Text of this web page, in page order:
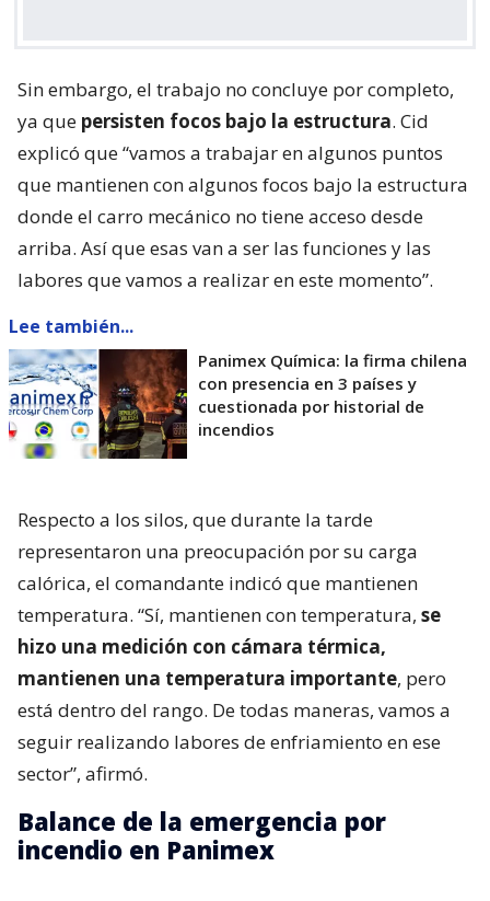
Sin embargo, el trabajo no concluye por completo,
ya que persisten focos bajo la estructura. Cid
explicó que “vamos a trabajar en algunos puntos
que mantienen con algunos focos bajo la estructura
donde el carro mecánico no tiene acceso desde
arriba. Así que esas van a ser las funciones y las
labores que vamos a realizar en este momento”.
Lee también...
Panimex Química: la firma chilena
con presencia en 3 países y
cuestionada por historial de
incendios
Respecto a los silos, que durante la tarde
representaron una preocupación por su carga
calórica, el comandante indicó que mantienen
temperatura. “Sí, mantienen con temperatura, se
hizo una medición con cámara térmica,
mantienen una temperatura importante, pero
está dentro del rango. De todas maneras, vamos a
seguir realizando labores de enfriamiento en ese
sector”, afirmó.
Balance de la emergencia por
incendio en Panimex